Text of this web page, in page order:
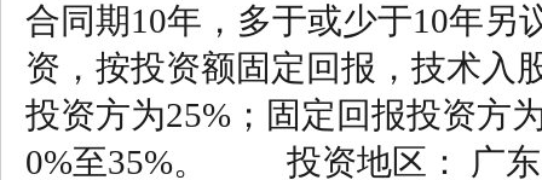
合同期10年，多于或少于10年
资，按投资额固定回报，技术
投资方为25%；固定回报投资
0%至35%。 投资地区： 广东